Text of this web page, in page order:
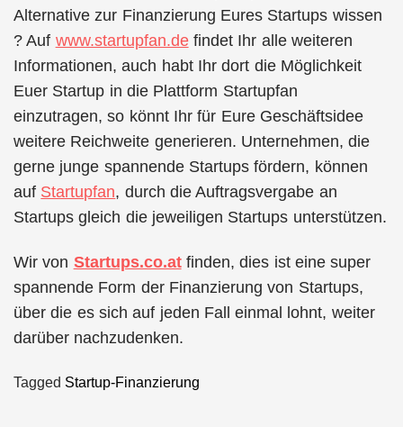
Alternative zur Finanzierung Eures Startups wissen
? Auf www.startupfan.defindet Ihr alle weiteren
Informationen, auch habt Ihr dort die Möglichkeit
Euer Startup in die Plattform Startupfan
einzutragen, so könnt Ihr für Eure Geschäftsidee
weitere Reichweite generieren. Unternehmen, die
gerne junge spannende Startups fördern, können
auf Startupfan, durch die Auftragsvergabe an
Startups gleich die jeweiligen Startups unterstützen.
Wir von Startups.co.atfinden, dies ist eine super
spannende Form der Finanzierung von Startups,
über die es sich auf jeden Fall einmal lohnt, weiter
darüber nachzudenken.
Tagged Startup-Finanzierung